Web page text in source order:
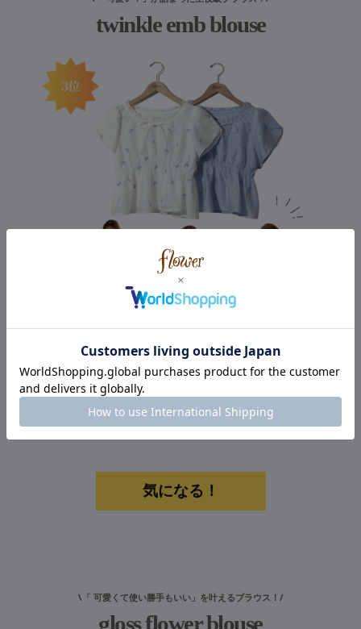
twinkle emb blouse
¥8,910 → ¥8,019
気になる！
\「 可愛くて使い勝手もいい」を叶えるブラウス！/
gloss flower blouse